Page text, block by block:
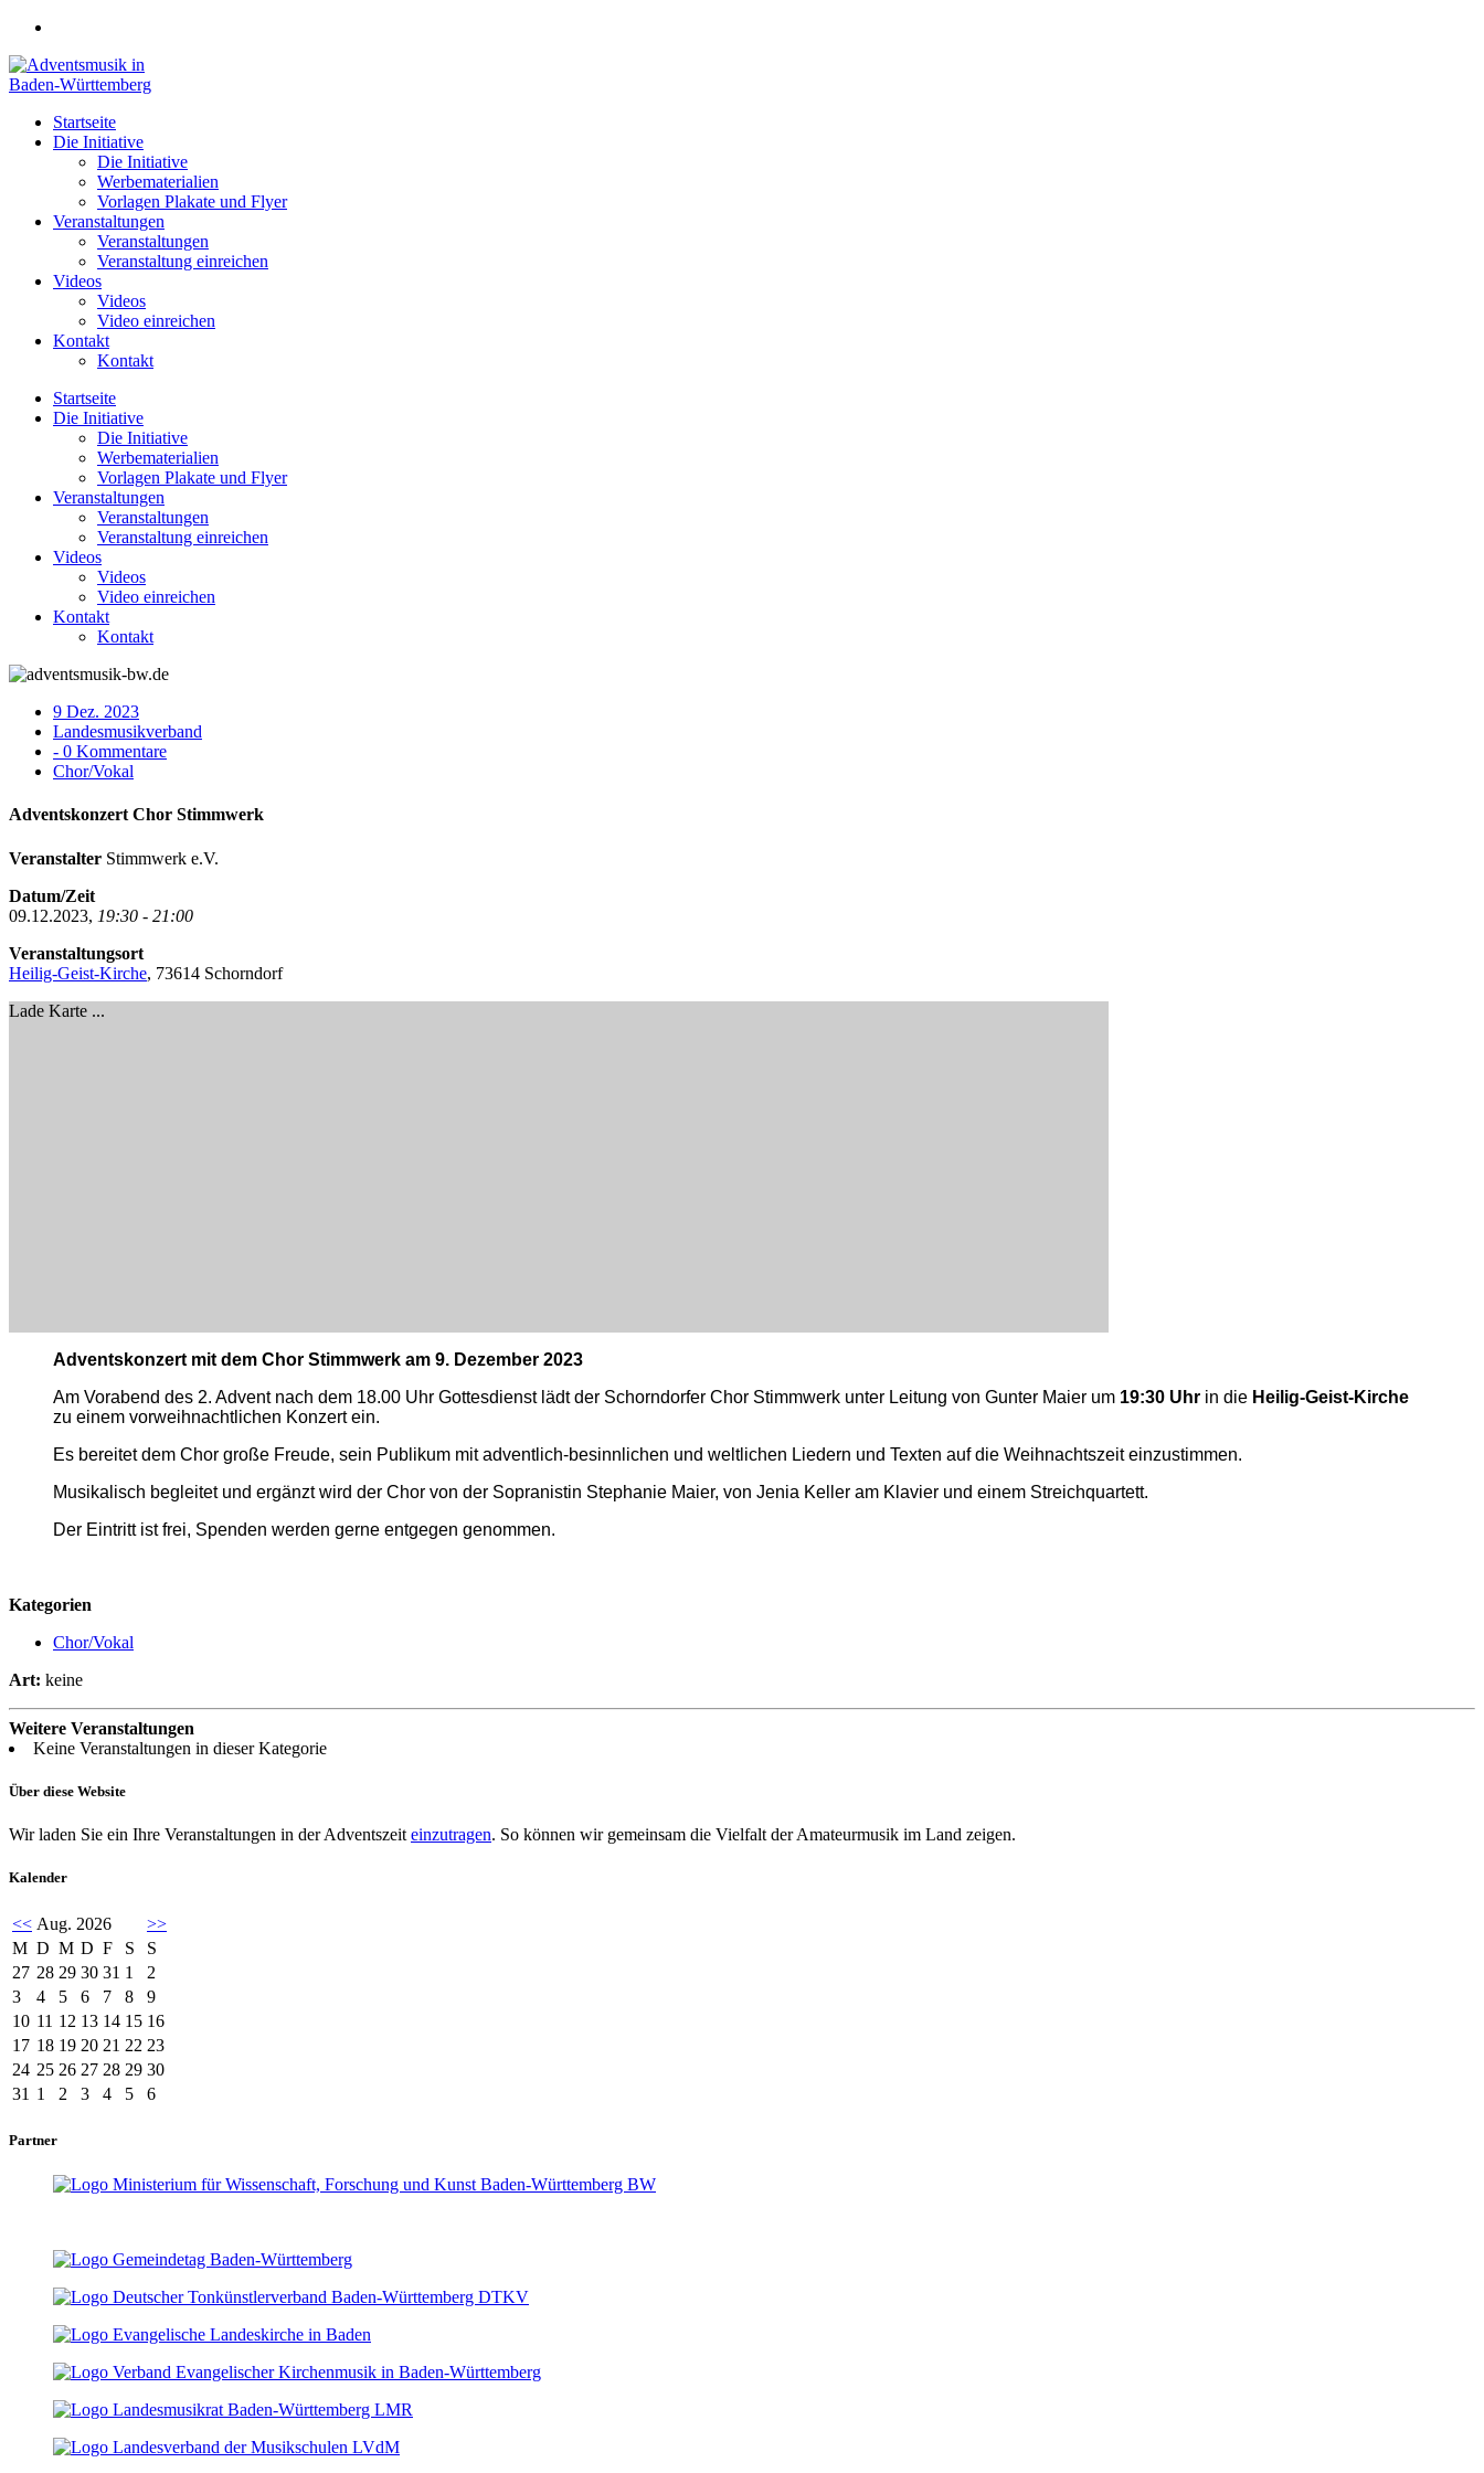
Zum
springen
Startseite
Die Initiative
Die Initiative
Werbematerialien
Vorlagen Plakate und Flyer
Veranstaltungen
Veranstaltungen
Veranstaltung einreichen
Videos
Videos
Video einreichen
Kontakt
Kontakt
Startseite
Die Initiative
Die Initiative
Werbematerialien
Vorlagen Plakate und Flyer
Veranstaltungen
Veranstaltungen
Veranstaltung einreichen
Videos
Videos
Video einreichen
Kontakt
Kontakt
9 Dez. 2023
Landesmusikverband
- 0 Kommentare
Chor/Vokal
Adventskonzert Chor Stimmwerk
Veranstalter Stimmwerk e.V.
Datum/Zeit
09.12.2023, 19:30 - 21:00
Veranstaltungsort
Heilig-Geist-Kirche, 73614 Schorndorf
Lade Karte ...
Adventskonzert mit dem Chor Stimmwerk am 9. Dezember 2023
Am Vorabend des 2. Advent nach dem 18.00 Uhr Gottesdienst lädt der Schorndorfer Chor Stimmwerk unter Leitung von Gunter Maier um 19:30 Uhr in die Heilig-Geist-Kirche
zu einem vorweihnachtlichen Konzert ein.
Es bereitet dem Chor große Freude, sein Publikum mit adventlich-besinnlichen und weltlichen Liedern und Texten auf die Weihnachtszeit einzustimmen.
Musikalisch begleitet und ergänzt wird der Chor von der Sopranistin Stephanie Maier, von Jenia Keller am Klavier und einem Streichquartett.
Der Eintritt ist frei, Spenden werden gerne entgegen genommen.
Kategorien
Chor/Vokal
Art: keine
Weitere Veranstaltungen
Keine Veranstaltungen in dieser Kategorie
Über diese Website
Wir laden Sie ein Ihre Veranstaltungen in der Adventszeit einzutragen. So können wir gemeinsam die Vielfalt der Amateurmusik im Land zeigen.
Kalender
<< Aug. 2026
>>
M D M D F S
S
27 28 29 30 31 1
2
3
4 5 6 7 8
9
10 11 12 13 14 15 16
17 18 19 20 21 22 23
24 25 26 27 28 29 30
31 1 2 3 4 5 6
Partner